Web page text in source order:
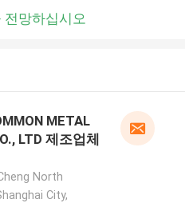
전망하십시오
METAL
LTD 제조업체
North
City,